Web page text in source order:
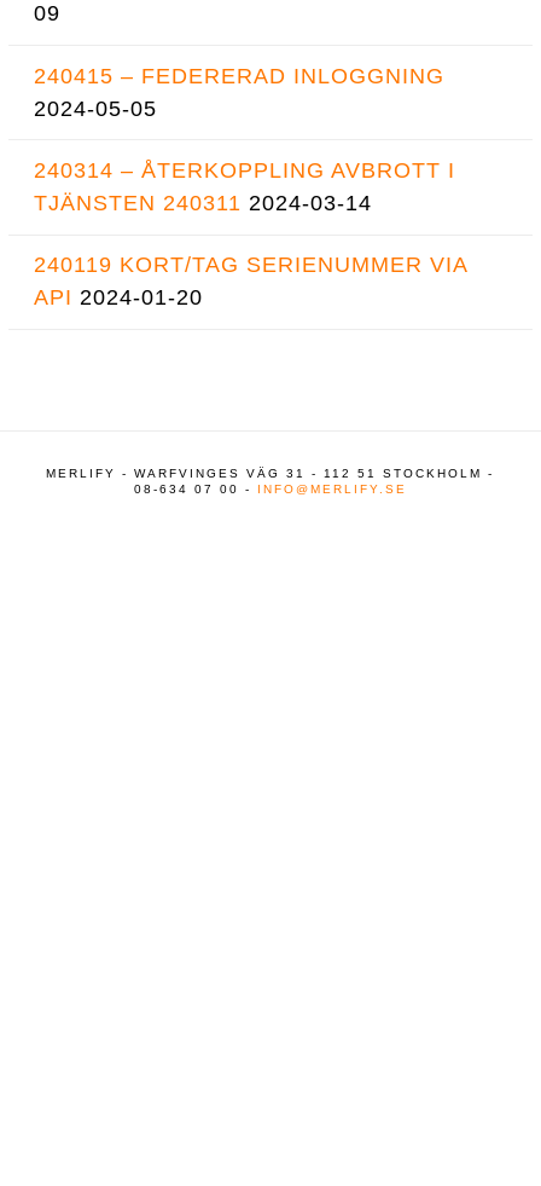
09
240415 – FEDERERAD INLOGGNING
2024-05-05
240314 – ÅTERKOPPLING AVBROTT I
TJÄNSTEN 240311 2024-03-14
240119 KORT/TAG SERIENUMMER VIA
API 2024-01-20
MERLIFY - WARFVINGES VÄG 31 - 112 51 STOCKHOLM -
08-634 07 00 - INFO@MERLIFY.SE